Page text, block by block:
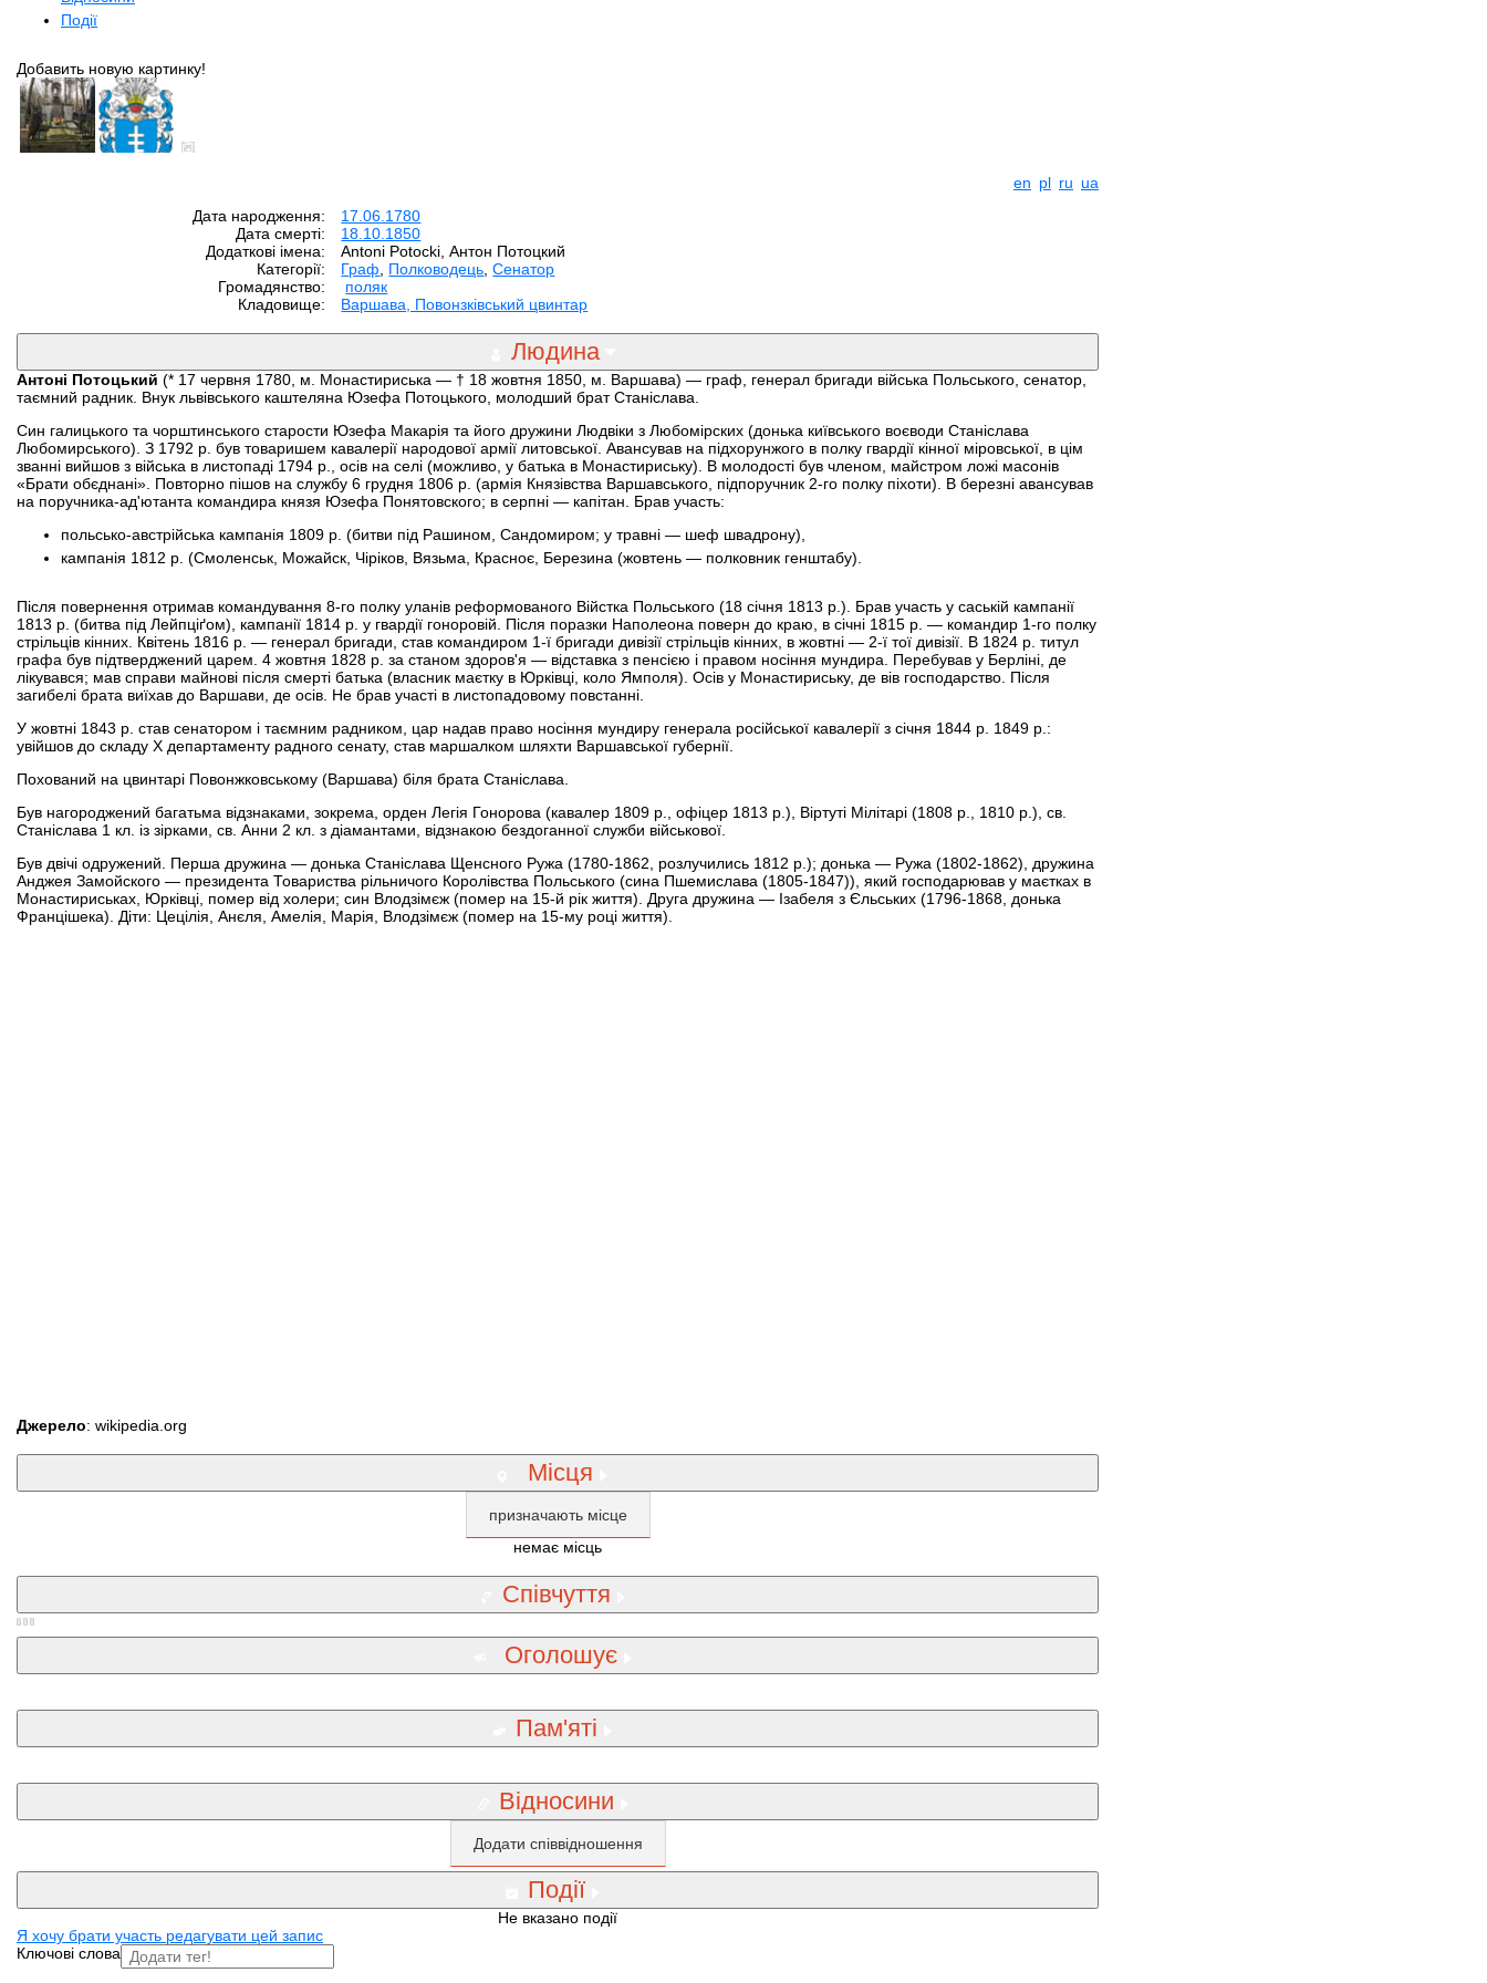
Події
Добавить новую картинку!
en pl ru ua
Дата народження:
17.06.1780
Дата смерті:
18.10.1850
Додаткові імена:
Antoni Potocki, Антон Потоцкий
Категорії:
Граф Полководець ,Сенатор
Громадянство:
поляк
Кладовище:
Варшава, Повонзківський цвинтар
Людина
Антоні Потоцький (* 17 червня 1780, м. Монастириська — † 18 жовтня 1850, м. Варшава) — граф, генерал бригади війська Польського, сенатор,
таємний радник. Внук львівського каштеляна Юзефа Потоцького, молодший брат Станіслава.
Син галицького та чорштинського старости Юзефа Макарія та його дружини Людвіки з Любомірских (донька київського воєводи Станіслава
Любомирського). З 1792 р. був товаришем кавалерії народової армії литовської. Авансував на підхорунжого в полку гвардії кінної міровської, в цім
званні вийшов з війська в листопаді 1794 р., осів на селі (можливо, у батька в Монастириську). В молодості був членом, майстром ложі масонів
«Брати обєднані». Повторно пішов на службу 6 грудня 1806 р. (армія Князівства Варшавського, підпоручник 2-го полку піхоти). В березні авансував
на поручника-ад'ютанта командира князя Юзефа Понятовского; в серпні — капітан. Брав участь:
польсько-австрійська кампанія 1809 р. (битви під Рашином, Сандомиром; у травні — шеф швадрону),
кампанія 1812 р. (Смоленськ, Можайск, Чіріков, Вязьма, Красноє, Березина (жовтень — полковник генштабу).
Після повернення отримав командування 8-го полку уланів реформованого Війстка Польського (18 січня 1813 р.). Брав участь у саській кампанії
1813 р. (битва під Лейпціґом), кампанії 1814 р. у гвардії гоноровій. Після поразки Наполеона поверн до краю, в січні 1815 р. — командир 1-го полку
стрільців кінних. Квітень 1816 р. — генерал бригади, став командиром 1-ї бригади дивізії стрільців кінних, в жовтні — 2-ї тої дивізії. В 1824 р. титул
графа був підтверджений царем. 4 жовтня 1828 р. за станом здоров'я — відставка з пенсією і правом носіння мундира. Перебував у Берліні, де
лікувався; мав справи майнові після смерті батька (власник маєтку в Юрківці, коло Ямполя). Осів у Монастириську, де вів господарство. Після
загибелі брата виїхав до Варшави, де осів. Не брав участі в листопадовому повстанні.
У жовтні 1843 р. став сенатором і таємним радником, цар надав право носіння мундиру генерала російської кавалерії з січня 1844 р. 1849 р.:
увійшов до складу Х департаменту радного сенату, став маршалком шляхти Варшавської губернії.
Похований на цвинтарі Повонжковському (Варшава) біля брата Станіслава.
Був нагороджений багатьма відзнаками, зокрема, орден Легія Гонорова (кавалер 1809 р., офіцер 1813 р.), Віртуті Мілітарі (1808 р., 1810 р.), св.
Станіслава 1 кл. із зірками, св. Анни 2 кл. з діамантами, відзнакою бездоганної служби військової.
Був двічі одружений. Перша дружина — донька Станіслава Щенсного Ружа (1780-1862, розлучились 1812 р.); донька — Ружа (1802-1862), дружина
Анджея Замойского — президента Товариства рільничого Королівства Польського (сина Пшемислава (1805-1847)), який господарював у маєтках в
Монастириськах, Юрківці, помер від холери; син Влодзімєж (помер на 15-й рік життя). Друга дружина — Ізабеля з Єльських (1796-1868, донька
Францішека). Діти: Цецілія, Анєля, Амелія, Марія, Влодзімєж (помер на 15-му році життя).
Джерело: wikipedia.org
Місця
призначають місце
немає місць
Співчуття
Оголошує
Пам'яті
Відносини
Додати співвідношення
Події
Не вказано події
Я хочу брати участь редагувати цей запис
Ключові слова